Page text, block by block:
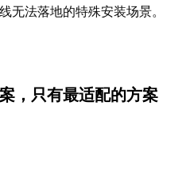
无法落地的特殊安装场景。
，只有最适配的方案